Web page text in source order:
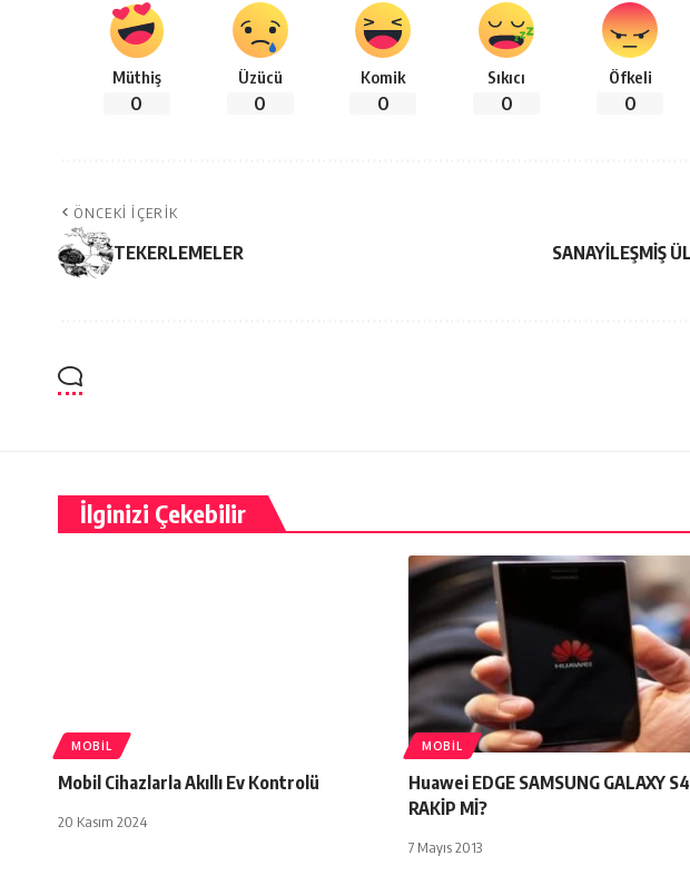
Müthiş
0
Üzücü
0
Komik
0
Sıkıcı
0
Öfkeli
0
ÖNCEKI İÇERIK
TEKERLEMELER SANAYİLEŞMİŞ
İlginizi Çekebilir
MOBIL
Mobil Cihazlarla Akıllı Ev Kontrolü
20 Kasım 2024
MOBIL
Huawei EDGE SAMSUNG GALAXY
RAKİP Mİ?
7 Mayıs 2013